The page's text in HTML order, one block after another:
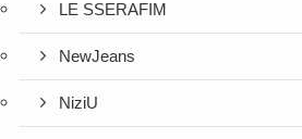
LE SSERAFIM
NewJeans
NiziU